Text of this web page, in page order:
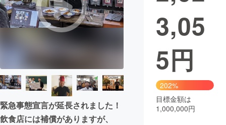
ビジネス・起業 チャレンジ
まちづくり・地域活性化
CAMPFIRE for Social Good CAMPFIRE Creation
CAMPFIREふるさと納税
コミュニティ
緊急事態宣言が延長されました！
飲食店には補償がありますが、
3,05
5円
202%
目標金額は
1,000,000円